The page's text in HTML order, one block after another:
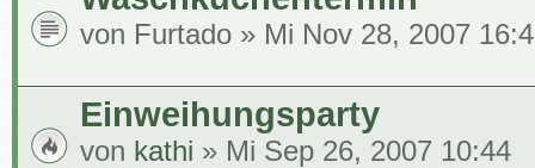
von Furtado » Mi Nov 28, 2007
Einweihungsparty
von kathi » Mi Sep 26, 2007 10:44